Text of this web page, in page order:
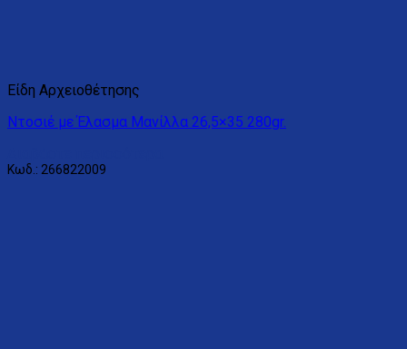
Είδη Αρχειοθέτησης
Ντοσιέ με Έλασμα Μανίλλα 26,5×35 280gr.
Κωδ.: 266822009